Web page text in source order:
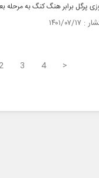
پرگل برابر هنگ کنگ به
3 4 >